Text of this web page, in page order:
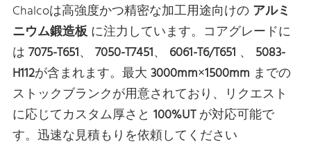
Chalcoは高強度かつ精密な加工用途向けの アルミ
ニウム鍛造板に注力しています。コアグレードに
は 7075-T651、 7050-T7451、 6061-T6/T651 、 5083-
H112が含まれます。最大 3000mm×1500mm までの
ストックブランクが用意されており、リクエスト
に応じてカスタム厚さと 100%UTが対応可能で
す。迅速な見積もりを依頼してください